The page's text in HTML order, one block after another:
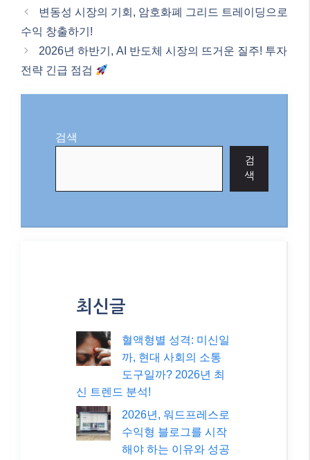
변동성 시장의 기회, 암호화폐 그리드 트레이딩으로
수익 창출하기!
2026년 하반기, AI 반도체 시장의 뜨거운 질주! 투자
전략 긴급 점검
검색
검
색
최신글
혈액형별 성격: 미신일
까, 현대 사회의 소통
도구일까? 2026년 최
신 트렌드 분석!
2026년, 워드프레스로
수익형 블로그를 시작
해야 하는 이유와 성공